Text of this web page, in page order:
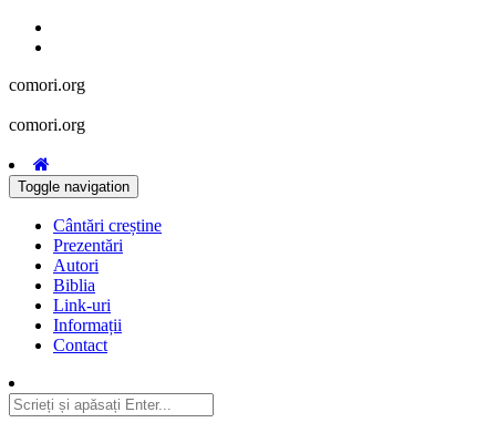
comori.org
comori.org
Toggle navigation
Cântări creștine
Prezentări
Autori
Biblia
Link-uri
Informații
Contact